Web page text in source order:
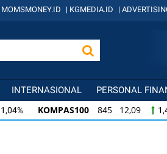
MOMSMONEY.ID | KGMEDIA.ID |
INTERNASIONAL PERSONAL
1,04% KOMPAS100 845 12,09
1,45% LQ45 640 9,44